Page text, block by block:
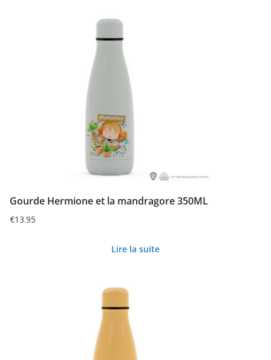
Gourde Hermione et la mandragore 350ML
€13.95
Lire la suite